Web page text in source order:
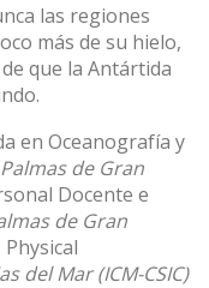
las regiones
más de su hielo,
que la Antártida
en Oceanografía y
de Gran
Docente e
de Gran
Physical
del Mar (ICM-CSIC)